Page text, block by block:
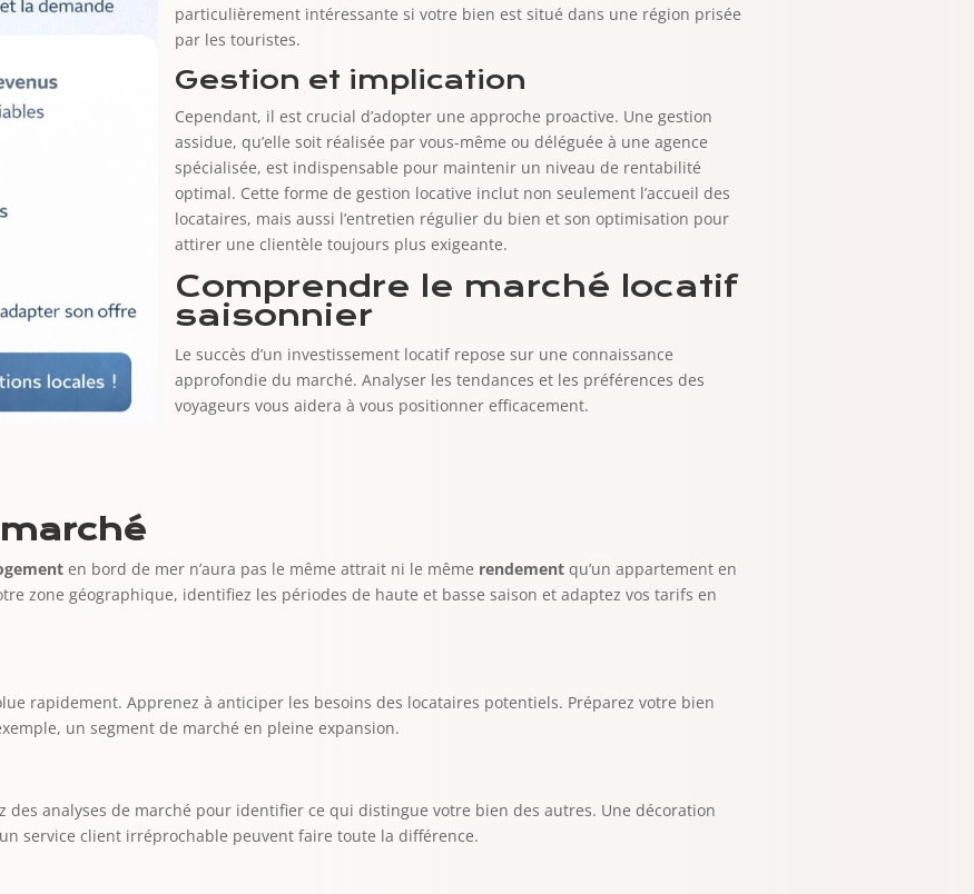
particulièrement intéressante si votre bien est situé dans une région prisée
par les touristes.
Gestion et implication
Cependant, il est crucial d’adopter une approche proactive. Une gestion
assidue, qu’elle soit réalisée par vous-même ou déléguée à une agence
spécialisée, est indispensable pour maintenir un niveau de rentabilité
optimal. Cette forme de gestion locative inclut non seulement l’accueil des
locataires, mais aussi l’entretien régulier du bien et son optimisation pour
attirer une clientèle toujours plus exigeante.
Comprendre le marché locatif
saisonnier
Le succès d’un investissement locatif repose sur une connaissance
approfondie du marché. Analyser les tendances et les préférences des
voyageurs vous aidera à vous positionner efficacement.
en bord de mer n’aura pas le même attrait ni le même rendement qu’un appartement en
zone géographique, identifiez les périodes de haute et basse saison et adaptez vos tarifs en
rapidement. Apprenez à anticiper les besoins des locataires potentiels. Préparez votre bien
un segment de marché en pleine expansion.
des analyses de marché pour identifier ce qui distingue votre bien des autres. Une décoration
service client irréprochable peuvent faire toute la différence.